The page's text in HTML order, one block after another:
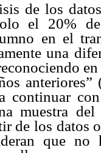
de los
el 20%
en el
una
continuar
muestra
de los datos
que no